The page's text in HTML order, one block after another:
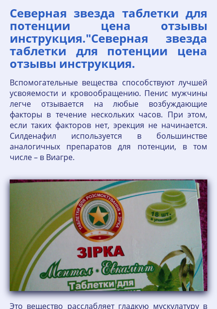
Северная звезда таблетки для
потенции цена отзывы
инструкция."Северная звезда
таблетки для потенции цена
отзывы инструкция.
Вспомогательные вещества способствуют лучшей
усвояемости и кровообращению. Пенис мужчины
легче отзывается на любые возбуждающие
факторы в течение нескольких часов. При этом,
если таких факторов нет, эрекция не начинается.
Силденафил используется в большинстве
аналогичных препаратов для потенции, в том
числе – в Виагре.
Это вещество расслабляет гладкую мускулатуру в